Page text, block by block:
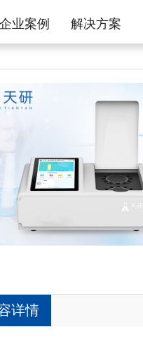
企业案例 解决方案
详情